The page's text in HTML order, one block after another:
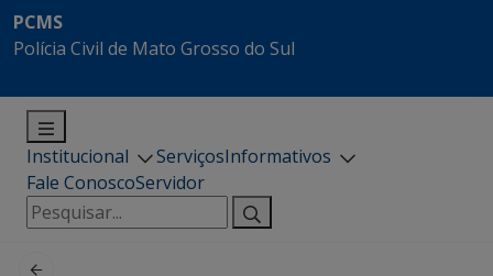
PCMS
Polícia Civil de Mato Grosso do Sul
Institucional ServiçosInformativos
Fale ConoscoServidor
Pesquisar
por: